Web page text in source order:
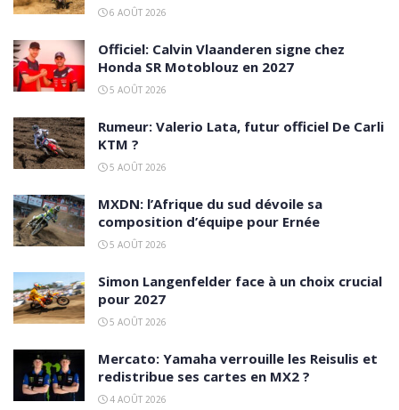
6 AOÛT 2026
Officiel: Calvin Vlaanderen signe chez
Honda SR Motoblouz en 2027
5 AOÛT 2026
Rumeur: Valerio Lata, futur officiel De Carli
KTM ?
5 AOÛT 2026
MXDN: l’Afrique du sud dévoile sa
composition d’équipe pour Ernée
5 AOÛT 2026
Simon Langenfelder face à un choix crucial
pour 2027
5 AOÛT 2026
Mercato: Yamaha verrouille les Reisulis et
redistribue ses cartes en MX2 ?
4 AOÛT 2026